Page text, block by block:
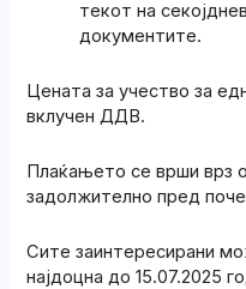
текот на
документите.
Цената за учество за
вклучен ДДВ.
Плаќањето се врши врз
задолжително пред
Сите заинтересирани
најдоцна до 15.07.2025